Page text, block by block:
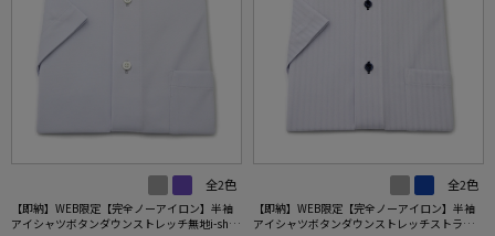
全2色
【即納】WEB限定【完全ノーアイロン】半袖
アイシャツボタンダウンストレッチ無地i-shirt
全2色
【即納】WEB限定【完全ノーアイロン】半袖
アイシャツボタンダウンストレッチストライ